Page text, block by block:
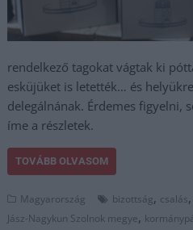
rendelkező tagokat vágtak ki
esküjüket is letették… és
delegálnának. Érdemes figyelni,
íme a részletek.
TOVÁBB OLVASOM
Magyarország bizottság, csalás,
Jász-Nagykun Szolnok megye,